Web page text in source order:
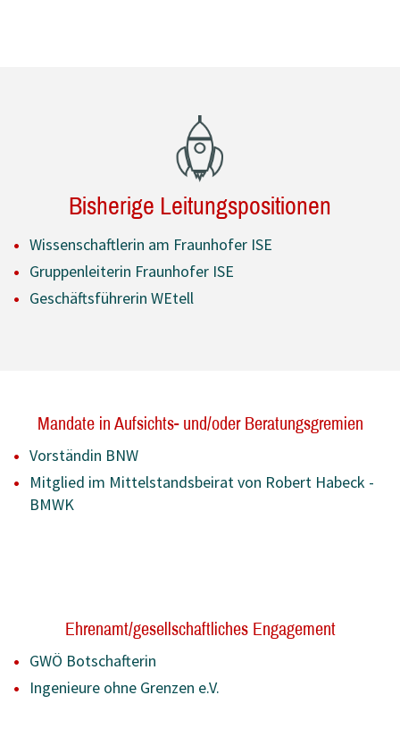
Bisherige Leitungspositionen
Wissenschaftlerin am Fraunhofer ISE
Gruppenleiterin Fraunhofer ISE
Geschäftsführerin WEtell
Mandate in Aufsichts- und/oder Beratungsgremien
Vorständin BNW
Mitglied im Mittelstandsbeirat von Robert Habeck -
BMWK
Ehrenamt/gesellschaftliches Engagement
GWÖ Botschafterin
Ingenieure ohne Grenzen e.V.